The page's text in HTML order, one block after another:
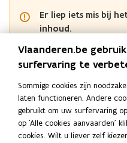
t
i
n
n
e
w
v
Er liep iets mis bij
inhoud.
Vlaams-Brabant
Er liep iets mis bij
inhoud.
Gelieve opnieuw te
Vlaanderen.be
surfervaring te
Sommige cookies zijn
laten functioneren. Andere
gebruikt om uw surfervaring
op 'Alle cookies aanvaarden'
cookies. Wilt u liever zelf